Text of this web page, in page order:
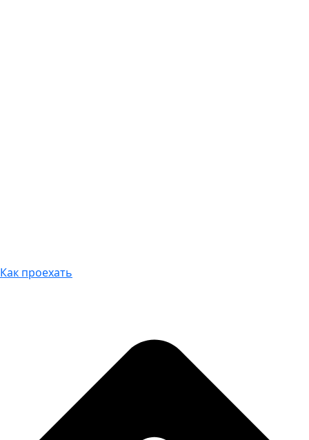
Как проехать